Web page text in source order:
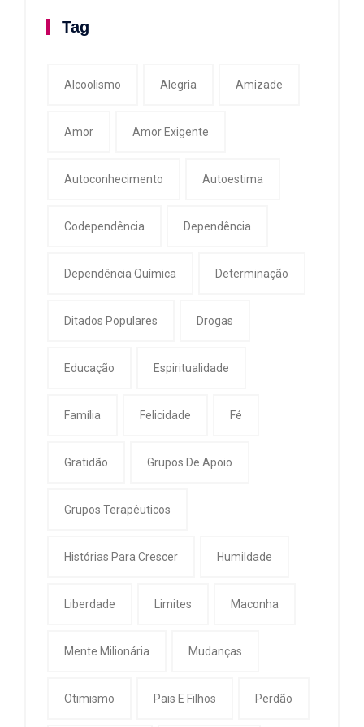
Tag
Alcoolismo Alegria Amizade
Amor Amor Exigente
Autoconhecimento Autoestima
Codependência Dependência
Dependência Química Determinação
Ditados Populares Drogas
Educação Espiritualidade
Família Felicidade Fé
Gratidão Grupos De Apoio
Grupos Terapêuticos
Histórias Para Crescer Humildade
Liberdade Limites Maconha
Mente Milionária Mudanças
Otimismo Pais E Filhos Perdão